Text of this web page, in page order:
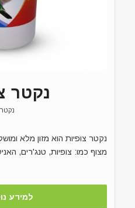
נקטר
נקטר צופיות הוא מזון מלא
מצוף כמו: צופיות, טנג'רים,
למידע